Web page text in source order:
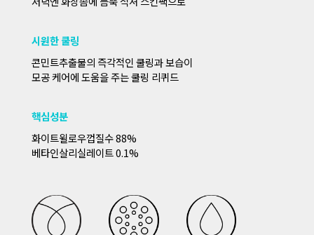
시원한 쿨링
콘민트추출물의 즉각적인 쿨링과 보습이
모공 케어에 도움을 주는 쿨링 리퀴드
핵심성분
화이트윌로우껍질수 88%
베타인살리실레이트 0.1%